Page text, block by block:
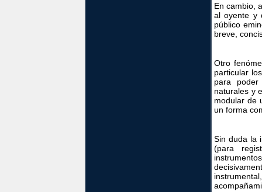
En cambio,
al oyente y
público
breve,
Otro
particular
para
naturales y
modular de
un forma
Sin duda la
(para